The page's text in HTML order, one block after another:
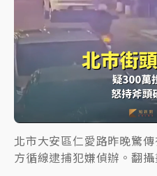
北市大安區仁愛路昨晚驚
方循線逮捕犯嫌偵辦。翻攝